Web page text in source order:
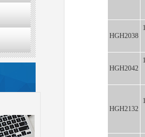
HGH2038
HGH2042
HGH2132